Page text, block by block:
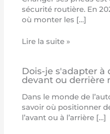
sécurité routière. En
où monter les […]
Lire la suite »
Dois-je s'adapter à
devant ou derrière
Dans le monde de
savoir où positionner
l’avant ou à l’arrière […]